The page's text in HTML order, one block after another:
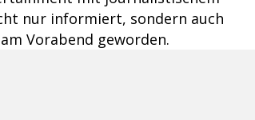
nur informiert, sondern auch
Vorabend geworden.